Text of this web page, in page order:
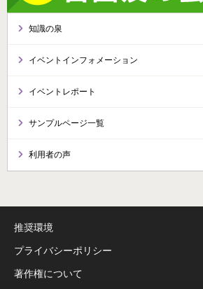
知識の泉
イベントインフォメーション
イベントレポート
サンプルページ一覧
利用者の声
推奨環境
プライバシーポリシー
著作権について